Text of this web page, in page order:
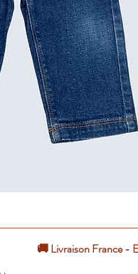
🚚 Livraison France -